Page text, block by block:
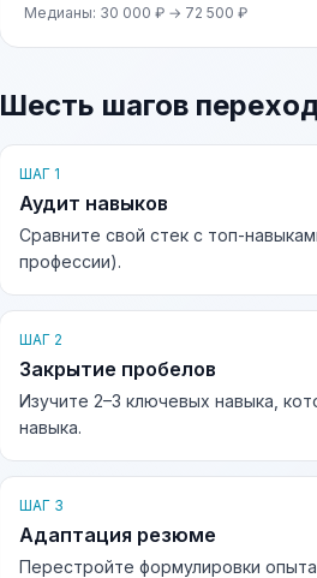
Медианы: 30 000 ₽ → 72 500 ₽
Шесть шагов
ШАГ 1
Аудит навыков
Сравните свой стек с топ-
профессии).
ШАГ 2
Закрытие пробелов
Изучите 2–3 ключевых навыка,
навыка.
ШАГ 3
Адаптация резюме
Перестройте формулировки